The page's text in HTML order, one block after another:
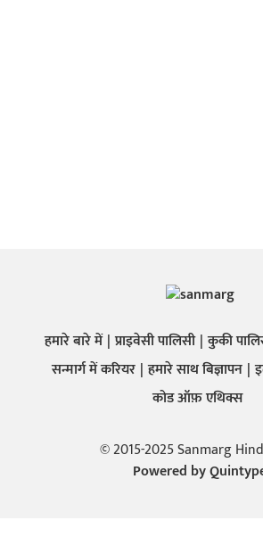
हमारे बारे में प्राइवेसी पालिसी कुकी
सन्मार्ग में करियर हमारे साथ बिज्ञापन
कोड ऑफ़ एथिक्स
© 2015-2025 Sanmarg
Powered by